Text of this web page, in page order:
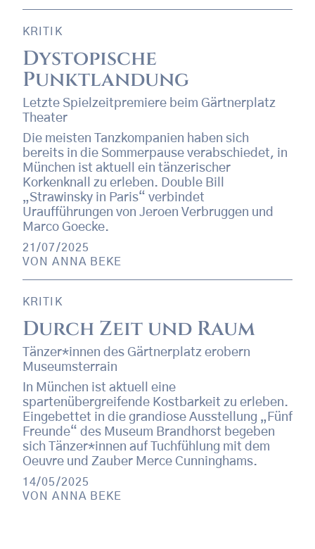
KRITIK
Dystopische
Punktlandung
Letzte Spielzeitpremiere beim Gärtnerplatz
Theater
Die meisten Tanzkompanien haben sich
bereits in die Sommerpause verabschiedet, in
München ist aktuell ein tänzerischer
Korkenknall zu erleben. Double Bill
„Strawinsky in Paris“ verbindet
Uraufführungen von Jeroen Verbruggen und
Marco Goecke.
21/07/2025
VONANNA BEKE
KRITIK
Durch Zeit und Raum
Tänzer*innen des Gärtnerplatz erobern
Museumsterrain
In München ist aktuell eine
spartenübergreifende Kostbarkeit zu erleben.
Eingebettet in die grandiose Ausstellung „Fünf
Freunde“ des Museum Brandhorst begeben
sich Tänzer*innen auf Tuchfühlung mit dem
Oeuvre und Zauber Merce Cunninghams.
14/05/2025
VONANNA BEKE